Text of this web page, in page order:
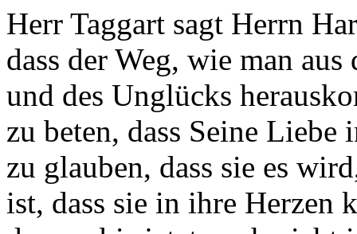
Herr Taggart sagt Herrn
dass der Weg, wie man
und des Unglücks
zu beten, dass Seine
zu glauben, dass sie es
ist, dass sie in ihre Herzen